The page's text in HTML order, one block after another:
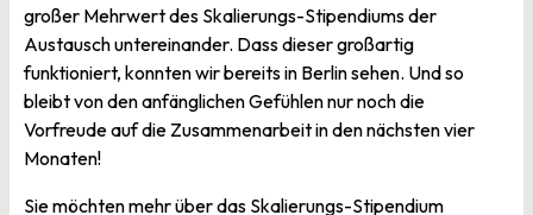
großer Mehrwert des Skalierungs-Stipendiums der
Austausch untereinander. Dass dieser großartig
funktioniert, konnten wir bereits in Berlin sehen. Und so
bleibt von den anfänglichen Gefühlen nur noch die
Vorfreude auf die Zusammenarbeit in den nächsten vier
Monaten!
Sie möchten mehr über das Skalierungs-Stipendium